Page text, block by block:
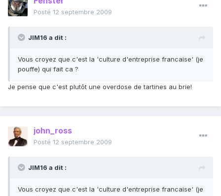
Posté 12 septembre 2009
JIM16 a dit :
Vous croyez que c'est la 'culture d'entreprise francaise' (je
pouffe) qui fait ca ?
Je pense que c'est plutôt une overdose de tartines au brie!
john_ross
Posté 12 septembre 2009
JIM16 a dit :
Vous croyez que c'est la 'culture d'entreprise francaise' (je